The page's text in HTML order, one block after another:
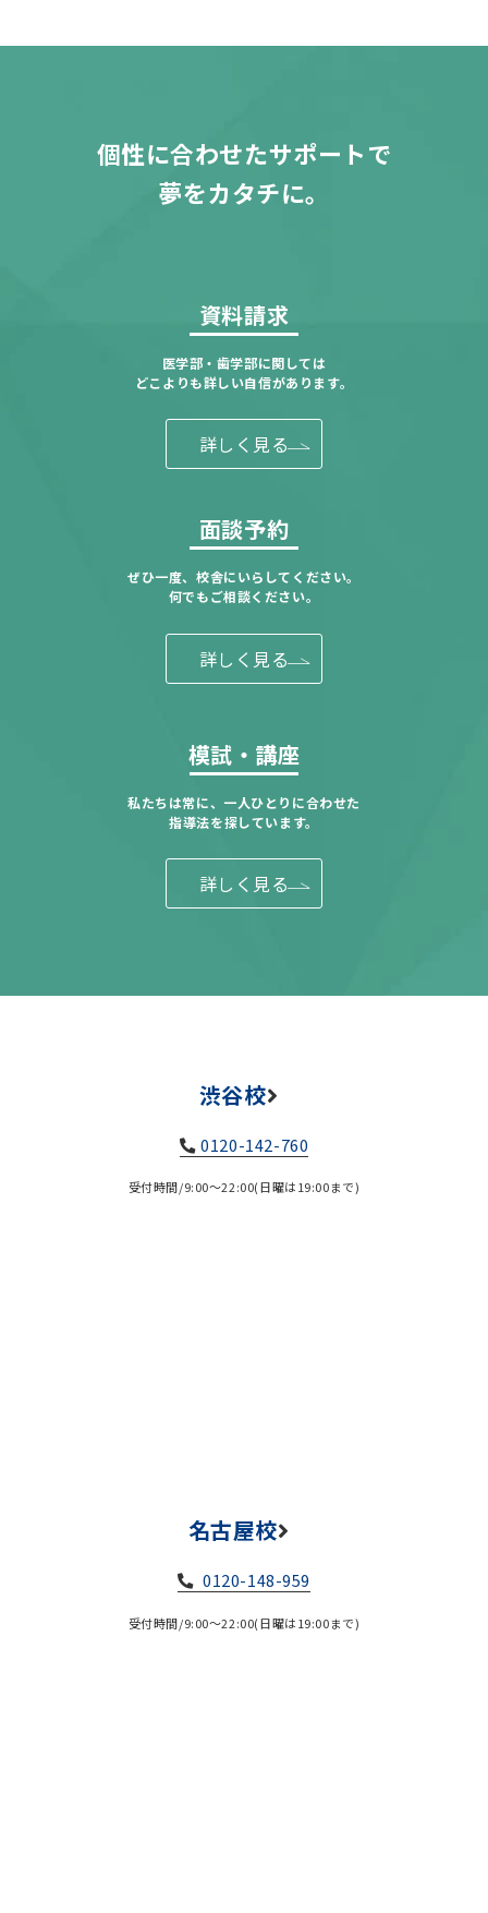
個性に合わせたサポートで
夢をカタチに。
資料請求
医学部・歯学部に関しては
どこよりも詳しい自信があります。
詳しく見る
面談予約
ぜひ一度、校舎にいらしてください。
何でもご相談ください。
詳しく見る
模試・講座
私たちは常に、一人ひとりに合わせた
指導法を探しています。
詳しく見る
渋谷校
0120-142-760
受付時間/9:00～22:00(日曜は19:00まで)
名古屋校
0120-148-959
受付時間/9:00～22:00(日曜は19:00まで)